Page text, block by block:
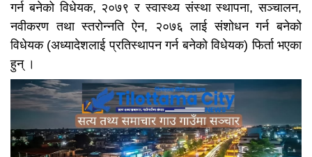
गर्न बनेको विधेयक, २०७९ र स्वास्थ्य संस्था स्थापना, सञ्चालन,
नवीकरण तथा स्तरोन्नति ऐन, २०७६ लाई संशोधन गर्न बनेको
विधेयक (अध्यादेशलाई प्रतिस्थापन गर्न बनेको विधेयक) फिर्ता भएका
हुन् ।